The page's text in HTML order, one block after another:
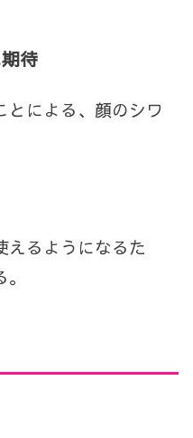
待
とによる、顔のシワ
えるようになるた